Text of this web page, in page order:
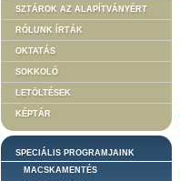
SZTÁROK AZ ALAPÍTVÁNYÉRT
RÓLUNK ÍRTÁK
OKTATÁS
SOKKOLÓ
LETÖLTÉSEK
KÉPTÁR
SPECIÁLIS PROGRAMJAINK
MACSKAMENTÉS